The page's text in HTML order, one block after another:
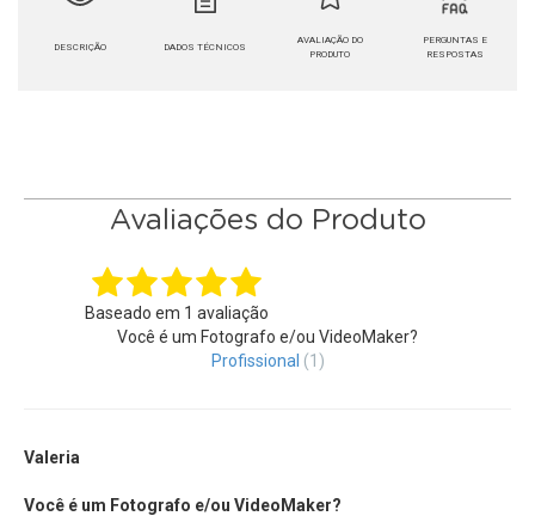
DESCRIÇÃO DADOS TÉCNICOS
AVALIAÇÃO DO
PRODUTO
PERGUNTAS E
RESPOSTAS
Avaliações do Produto
Baseado em 1 avaliação
Você é um Fotografo e/ou VideoMaker?
Profissional (1)
Valeria
Você é um Fotografo e/ou VideoMaker?